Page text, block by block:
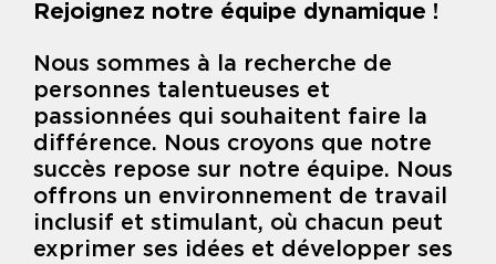
Rejoignez notre équipe dynamique !
Nous sommes à la recherche de
personnes talentueuses et
passionnées qui souhaitent faire la
différence. Nous croyons que notre
succès repose sur notre équipe. Nous
offrons un environnement de travail
inclusif et stimulant, où chacun peut
exprimer ses idées et développer ses